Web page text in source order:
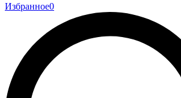
Избранное0